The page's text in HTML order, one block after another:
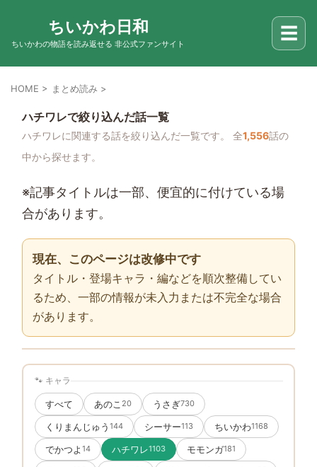
ちいかわ日和
ちいかわの物語を読み返せる 非公式ファンサイト ☰
HOME > まとめ読み >
ハチワレで絞り込んだ話一覧
ハチワレに関連する話を絞り込んだ一覧です。 全1,556話の
中から探せます。
※記事タイトルは一部、便宜的に付けている場
合があります。
現在、このページは改修中です
タイトル・登場キャラ・編などを順次整備してい
るため、一部の情報が未入力または不完全な場合
があります。
🐾 キャラ
すべて あのこ 20 うさぎ730
くりまんじゅう 144 シーサー113 ちいかわ1168
でかつよ 14 ハチワレ1103 モモンガ181